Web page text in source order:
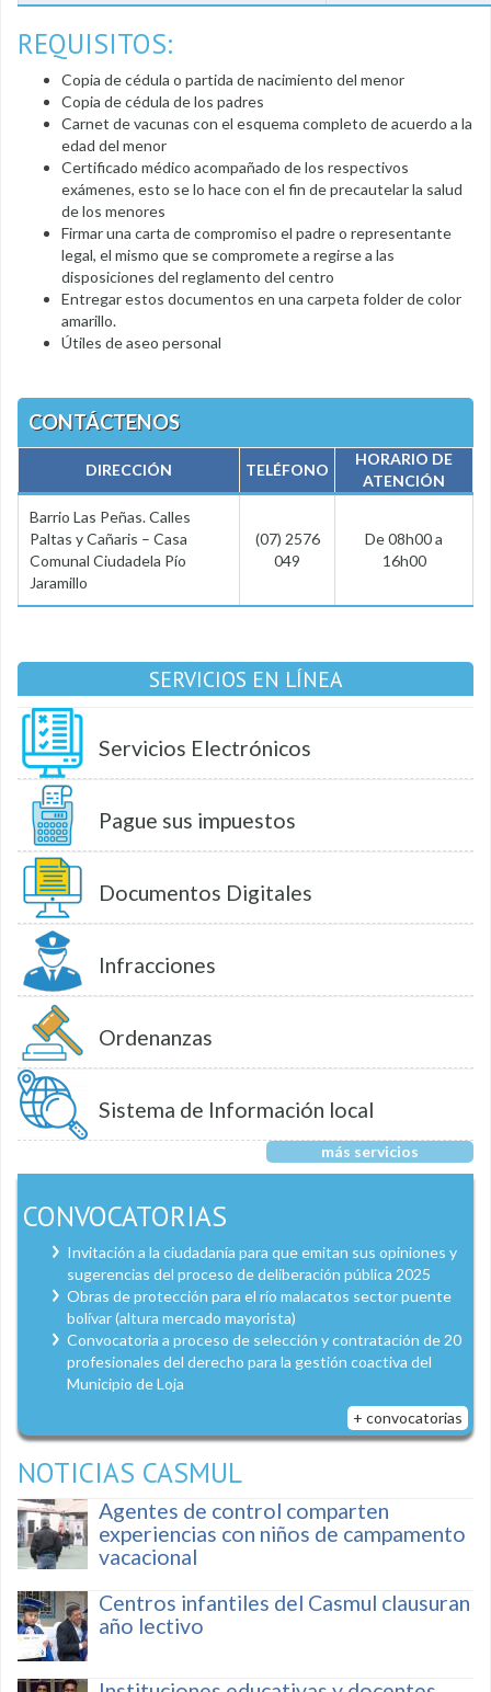
REQUISITOS:
Copia de cédula o partida de nacimiento del menor
Copia de cédula de los padres
Carnet de vacunas con el esquema completo de acuerdo a la
edad del menor
Certificado médico acompañado de los respectivos
exámenes, esto se lo hace con el fin de precautelar la salud
de los menores
Firmar una carta de compromiso el padre o representante
legal, el mismo que se compromete a regirse a las
disposiciones del reglamento del centro
Entregar estos documentos en una carpeta folder de color
amarillo.
Útiles de aseo personal
CONTÁCTENOS
DIRECCIÓN TELÉFONO
HORARIO DE
ATENCIÓN
Barrio Las Peñas. Calles
Paltas y Cañaris – Casa
Comunal Ciudadela Pío
Jaramillo
(07) 2576
049
De 08h00 a
16h00
SERVICIOS EN LÍNEA
Servicios Electrónicos
Pague sus impuestos
Documentos Digitales
Infracciones
Ordenanzas
Sistema de Información local
más servicios
CONVOCATORIAS
Invitación a la ciudadanía para que emitan sus opiniones y
sugerencias del proceso de deliberación pública 2025
Obras de protección para el río malacatos sector puente
bolívar (altura mercado mayorista)
Convocatoria a proceso de selección y contratación de 20
profesionales del derecho para la gestión coactiva del
Municipio de Loja
+ convocatorias
NOTICIAS CASMUL
Agentes de control comparten
experiencias con niños de campamento
vacacional
Centros infantiles del Casmul clausuran
año lectivo